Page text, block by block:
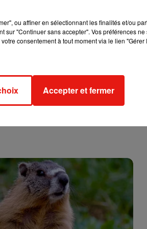
ou affiner en sélectionnant les finalités et/ou
sur "Continuer sans accepter". Vos préférences
consentement à tout moment via le lien
Accepter et fermer